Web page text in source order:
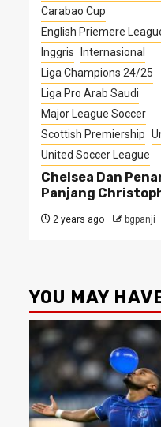
Carabao Cup
English Priemere
Inggris
Internasional
Liga Champions 24/25
Liga Pro Arab Saudi
Major League Soccer
Scottish Premiership
United Soccer League
Chelsea Dan
Panjang
2 years ago bgpanji
YOU MAY